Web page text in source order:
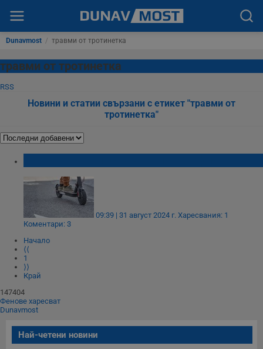
Dunavmost / травми от тротинетка
травми от тротинетка
RSS
Новини и статии свързани с етикет "травми от
тротинетка"
09:39 | 31 август 2024 г. Харесвания: 1
Коментари: 3
Начало
⟨⟨
1
⟩⟩
Край
147404
Фенове харесват
Dunavmost
Най-четени новини